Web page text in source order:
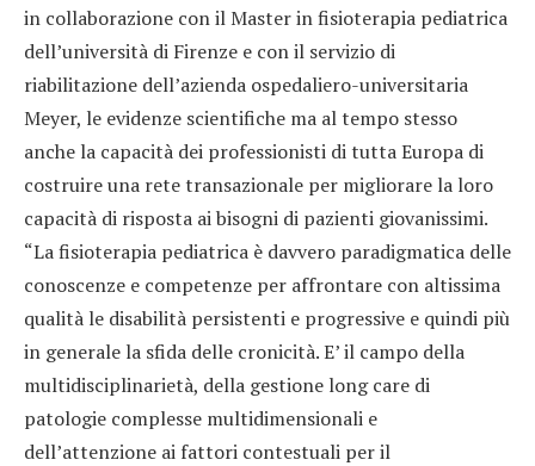
in collaborazione con il Master in fisioterapia pediatrica
dell’università di Firenze e con il servizio di
riabilitazione dell’azienda ospedaliero-universitaria
Meyer, le evidenze scientifiche ma al tempo stesso
anche la capacità dei professionisti di tutta Europa di
costruire una rete transazionale per migliorare la loro
capacità di risposta ai bisogni di pazienti giovanissimi.
“La fisioterapia pediatrica è davvero paradigmatica delle
conoscenze e competenze per affrontare con altissima
qualità le disabilità persistenti e progressive e quindi più
in generale la sfida delle cronicità. E’ il campo della
multidisciplinarietà, della gestione long care di
patologie complesse multidimensionali e
dell’attenzione ai fattori contestuali per il